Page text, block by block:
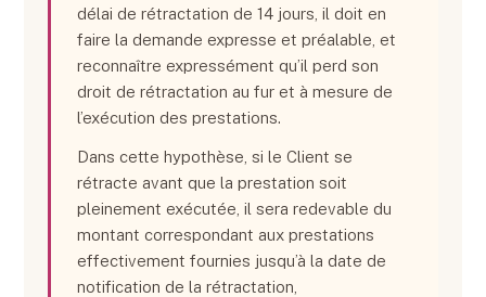
délai de rétractation de 14 jours, il doit en
faire la demande expresse et préalable, et
reconnaître expressément qu’il perd son
droit de rétractation au fur et à mesure de
l’exécution des prestations.
Dans cette hypothèse, si le Client se
rétracte avant que la prestation soit
pleinement exécutée, il sera redevable du
montant correspondant aux prestations
effectivement fournies jusqu’à la date de
notification de la rétractation,